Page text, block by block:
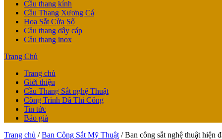
Cầu thang kính
Cầu Thang Xương Cá
Hoa Sắt Cửa Sổ
Cầu thang dây cáp
Cầu thang inox
Trang Chủ
Trang chủ
Giới thiệu
Cầu Thang Sắt nghệ Thuật
Công Trình Đã Thi Công
Tin tức
Báo giá
Trang chủ /Ban Công Sắt Mỹ Thuật/ Ban công sắt nghệ thuật hiện